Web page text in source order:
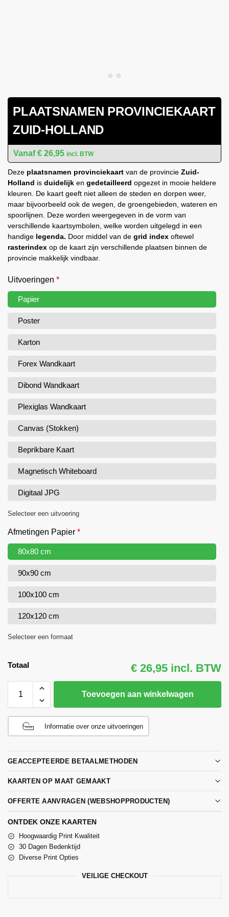
PLAATSNAMEN PROVINCIEKAART
ZUID-HOLLAND
€ 26,95 incl. BTW
Deze plaatsnamen provinciekaart van de provincie Zuid-
Holland is duidelijk en gedetailleerd opgezet in mooie heldere
kleuren. De kaart geeft niet alleen de steden en dorpen weer,
maar bijvoorbeeld ook de wegen, de groengebieden, wateren en
spoorlijnen. Deze worden weergegeven in de vorm van
verschillende kaartsymbolen, welke worden uitgelegd in een
handige legenda. Door middel van de grid index oftewel
rasterindex op de kaart zijn verschillende plaatsen binnen de
provincie makkelijk vindbaar.
Uitvoeringen *
Papier
Poster
Karton
Forex Wandkaart
Dibond Wandkaart
Plexiglas Wandkaart
Canvas (Stokken)
Beprikbare Kaart
Magnetisch Whiteboard
Digitaal JPG
Selecteer een uitvoering
Afmetingen Papier *
80x80 cm
90x90 cm
100x100 cm
120x120 cm
Selecteer een formaat
Totaal € 26,95 incl. BTW
Toevoegen aan winkelwagen
Informatie over onze uitvoeringen
GEACCEPTEERDE BETAALMETHODEN
KAARTEN OP MAAT GEMAAKT
OFFERTE AANVRAGEN (WEBSHOPPRODUCTEN)
ONTDEK ONZE KAARTEN
Hoogwaardig Print Kwaliteit
30 Dagen Bedenktijd
Diverse Print Opties
VEILIGE CHECKOUT